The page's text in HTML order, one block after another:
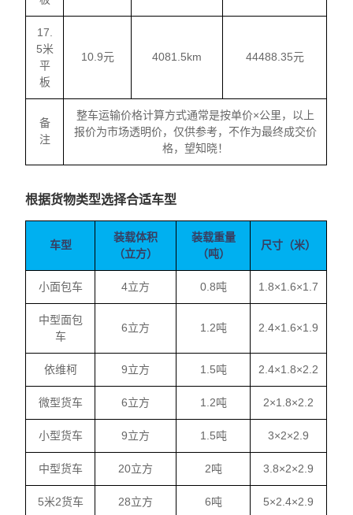
17.
5米
平
板
10.9元 4081.5km 44488.35元
备
注
整车运输价格计算方式通常是按单价×公里，以上
报价为市场透明价，仅供参考，不作为最终成交价
格，望知晓！
根据货物类型选择合适车型
车型
装载体积
（立方）
装载重量
（吨）
尺寸（米）
小面包车 4立方 0.8吨 1.8×1.6×1.7
中型面包
车
6立方 1.2吨 2.4×1.6×1.9
依维柯 9立方 1.5吨 2.4×1.8×2.2
微型货车 6立方 1.2吨 2×1.8×2.2
小型货车 9立方 1.5吨 3×2×2.9
中型货车 20立方 2吨 3.8×2×2.9
5米2货车 28立方 6吨 5×2.4×2.9